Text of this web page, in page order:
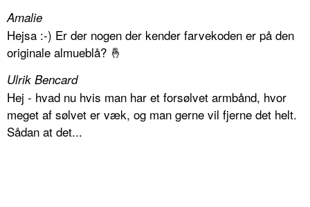
Amalie
Hejsa :-) Er der nogen der kender farvekoden er på den
originale almueblå? 🤞
Ulrik Bencard
Hej - hvad nu hvis man har et forsølvet armbånd, hvor
meget af sølvet er væk, og man gerne vil fjerne det helt.
Sådan at det...